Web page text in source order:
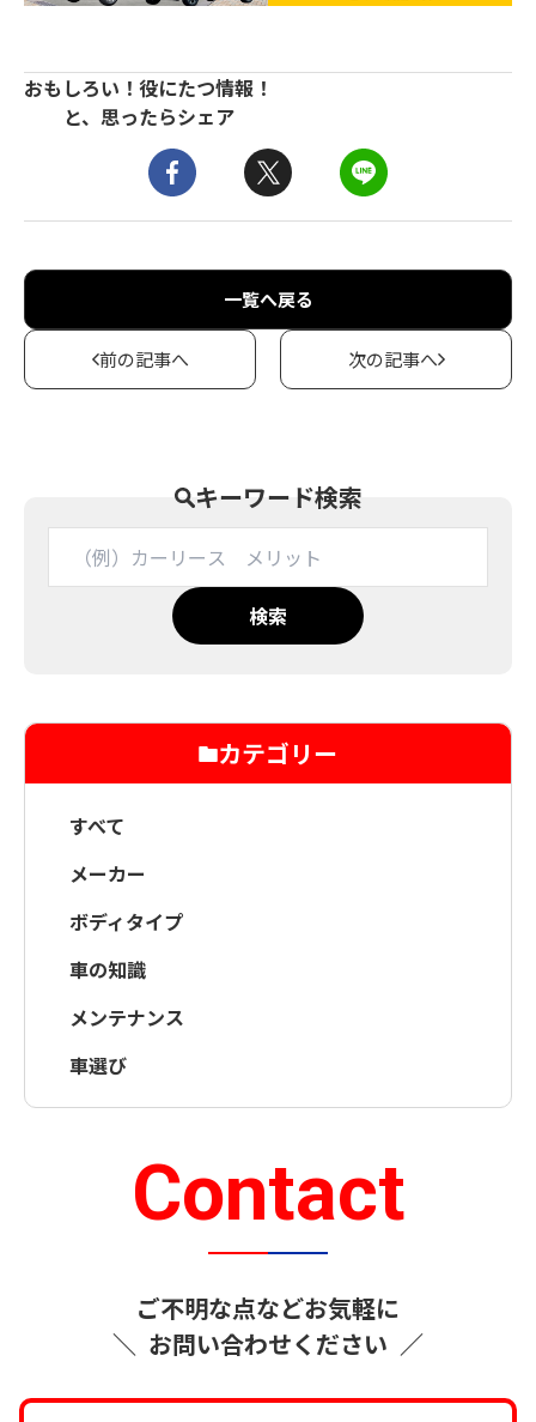
おもしろい！役にたつ情報！
と、思ったらシェア
一覧へ戻る
前の記事へ 次の記事へ
キーワード検索
検索
カテゴリー
すべて
メーカー
ボディタイプ
車の知識
メンテナンス
車選び
Contact
＼
ご不明な点などお気軽に
お問い合わせください ／